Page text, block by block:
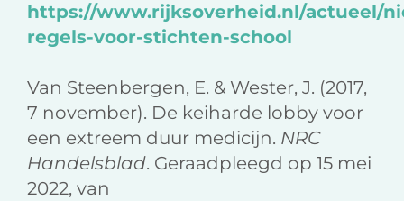
https://www.rijksoverheid.nl/actueel/
regels-voor-stichten-school
Van Steenbergen, E. & Wester, J. (2017,
7 november). De keiharde lobby voor
een extreem duur medicijn. NRC
Handelsblad. Geraadpleegd op 15 mei
2022, van